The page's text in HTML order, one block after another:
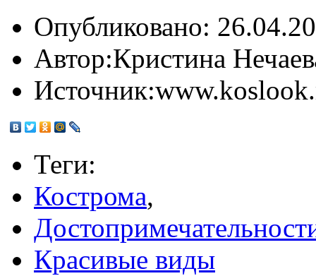
Опубликовано:
Автор:Кристина
Источник:
Теги:
Кострома,
Красивые виды